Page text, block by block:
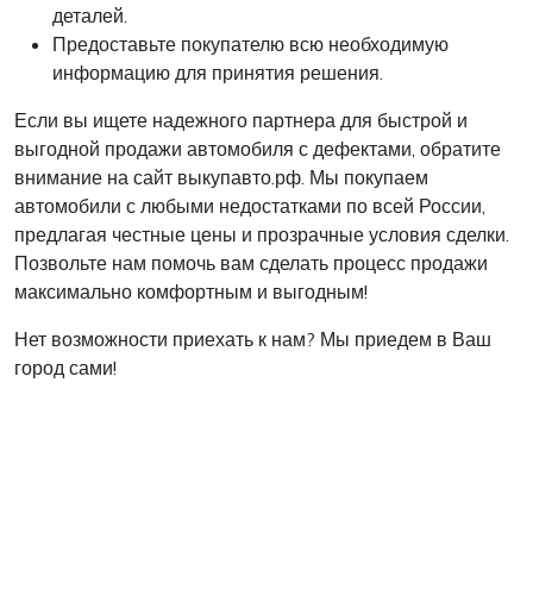
деталей.
Предоставьте покупателю всю необходимую
информацию для принятия решения.
Если вы ищете надежного партнера для быстрой и
выгодной продажи автомобиля с дефектами, обратите
внимание на сайт выкупавто.рф. Мы покупаем
автомобили с любыми недостатками по всей России,
предлагая честные цены и прозрачные условия сделки.
Позвольте нам помочь вам сделать процесс продажи
максимально комфортным и выгодным!
Нет возможности приехать к нам? Мы приедем в Ваш
город сами!